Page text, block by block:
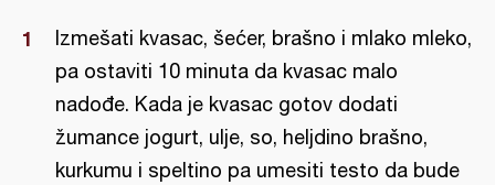
Izmešati kvasac, šećer, brašno i mlako mleko,
pa ostaviti 10 minuta da kvasac malo
nadođe. Kada je kvasac gotov dodati
žumance jogurt, ulje, so, heljdino brašno,
kurkumu i speltino pa umesiti testo da bude